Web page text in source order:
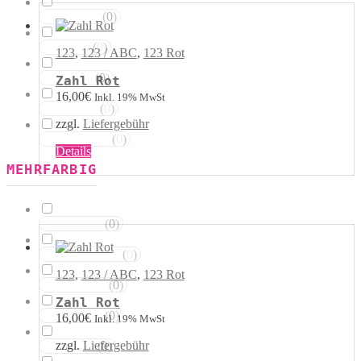
Die
Optionen
können
auf
der
Produktseite
gewählt
werden
123, 123 / ABC, 123 Rot
Zahl Rot
16,00€ Inkl. 19% MwSt
zzgl. Liefergebühr
DetailsDieses
Produkt
weist
auf.
Optionen
auf
der
Produktseite
gewählt
werden
123, 123 / ABC, 123 Rot
Zahl Rot
16,00€ Inkl. 19% MwSt
zzgl. Liefergebühr
Violetttöne (0)
Blautöne (0 )
Grüntöne (0)
( )
( )
MEHRFARBIG
Rosa Weiss (0)
Schwarz Weiss ( )
(0)
Gold Weiss (0)
Rot Weiss (0)